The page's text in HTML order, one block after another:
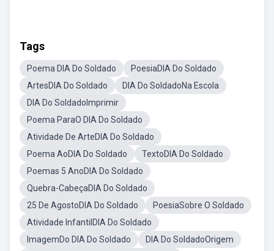
Tags
Poema DIA Do Soldado
PoesiaDIA Do Soldado
ArtesDIA Do Soldado
DIA Do SoldadoNa Escola
DIA Do SoldadoImprimir
Poema ParaO DIA Do Soldado
Atividade De ArteDIA Do Soldado
Poema AoDIA Do Soldado
TextoDIA Do Soldado
Poemas 5 AnoDIA Do Soldado
Quebra-CabeçaDIA Do Soldado
25 De AgostoDIA Do Soldado
PoesiaSobre O Soldado
Atividade InfantilDIA Do Soldado
ImagemDo DIA Do Soldado
DIA Do SoldadoOrigem